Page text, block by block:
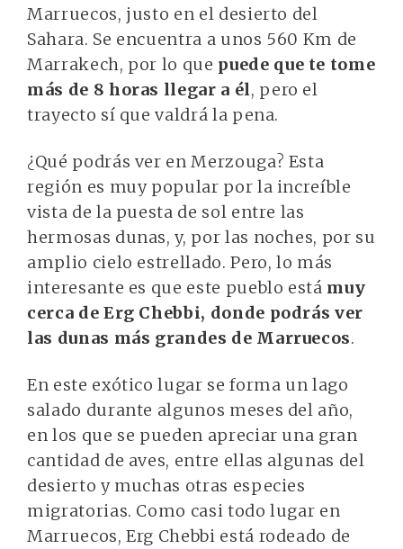
Marruecos, justo en el desierto del
Sahara. Se encuentra a unos 560 Km de
Marrakech, por lo que puede que te tome
más de 8 horas llegar a él, pero el
trayecto sí que valdrá la pena.
¿Qué podrás ver en Merzouga? Esta
región es muy popular por la increíble
vista de la puesta de sol entre las
hermosas dunas, y, por las noches, por su
amplio cielo estrellado. Pero, lo más
interesante es que este pueblo está muy
cerca de Erg Chebbi, donde podrás ver
las dunas más grandes de Marruecos.
En este exótico lugar se forma un lago
salado durante algunos meses del año,
en los que se pueden apreciar una gran
cantidad de aves, entre ellas algunas del
desierto y muchas otras especies
migratorias. Como casi todo lugar en
Marruecos, Erg Chebbi está rodeado de